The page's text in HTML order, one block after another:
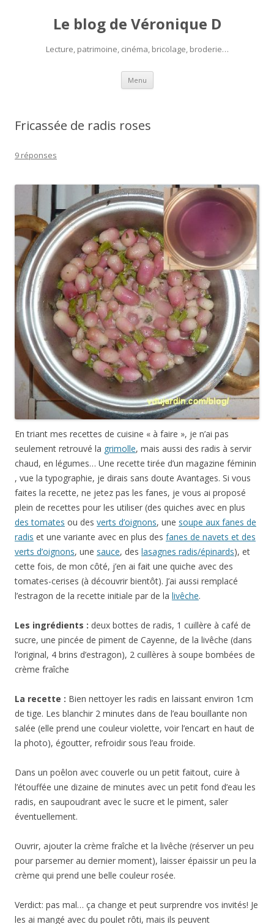
Le blog de Véronique D
Lecture, patrimoine, cinéma, bricolage, broderie…
Menu Aller
contenu
Fricassée de radis roses
9 réponses
En triant mes recettes de cuisine « à faire », je n’ai pas
seulement retrouvé la grimolle, mais aussi des radis à servir
chaud, en légumes… Une recette tirée d’un magazine féminin
, vue la typographie, je dirais sans doute Avantages. Si vous
faites la recette, ne jetez pas les fanes, je vous ai proposé
plein de recettes pour les utiliser (des quiches avec en plus
des tomates ou des verts d’oignons, une soupe aux fanes de
radis et une variante avec en plus des fanes de navets et des
verts d’oignons, une sauce, des lasagnes radis/épinards), et
cette fois, de mon côté, j’en ai fait une quiche avec des
tomates-cerises (à découvrir bientôt). J’ai aussi remplacé
l’estragon de la recette initiale par de la livêche.
Les ingrédients : deux bottes de radis, 1 cuillère à café de
sucre, une pincée de piment de Cayenne, de la livêche (dans
l’original, 4 brins d’estragon), 2 cuillères à soupe bombées de
crème fraîche
La recette : Bien nettoyer les radis en laissant environ 1cm
de tige. Les blanchir 2 minutes dans de l’eau bouillante non
salée (elle prend une couleur violette, voir l’encart en haut de
la photo), égoutter, refroidir sous l’eau froide.
Dans un poêlon avec couverle ou un petit faitout, cuire à
l’étouffée une dizaine de minutes avec un petit fond d’eau les
radis, en saupoudrant avec le sucre et le piment, saler
éventuellement.
Ouvrir, ajouter la crème fraîche et la livêche (réserver un peu
pour parsemer au dernier moment), laisser épaissir un peu la
crème qui prend une belle couleur rosée.
Verdict: pas mal… ça change et peut surprendre vos invités! Je
les ai mangé avec du poulet rôti, mais ils peuvent